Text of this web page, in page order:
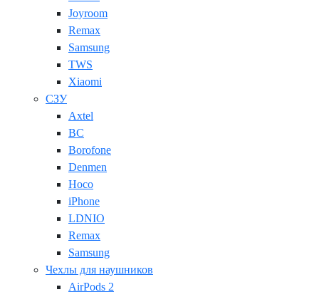
Joyroom
Remax
Samsung
TWS
Xiaomi
СЗУ
Axtel
BC
Borofone
Denmen
Hoco
iPhone
LDNIO
Remax
Samsung
Чехлы для наушников
AirPods 2